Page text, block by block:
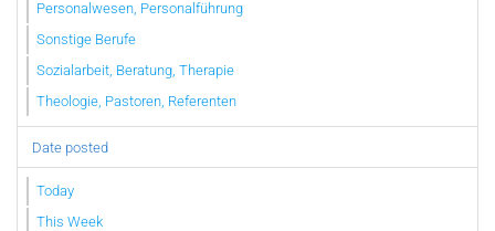
Personalwesen, Personalführung
Sonstige Berufe
Sozialarbeit, Beratung, Therapie
Theologie, Pastoren, Referenten
Date posted
Today
This Week